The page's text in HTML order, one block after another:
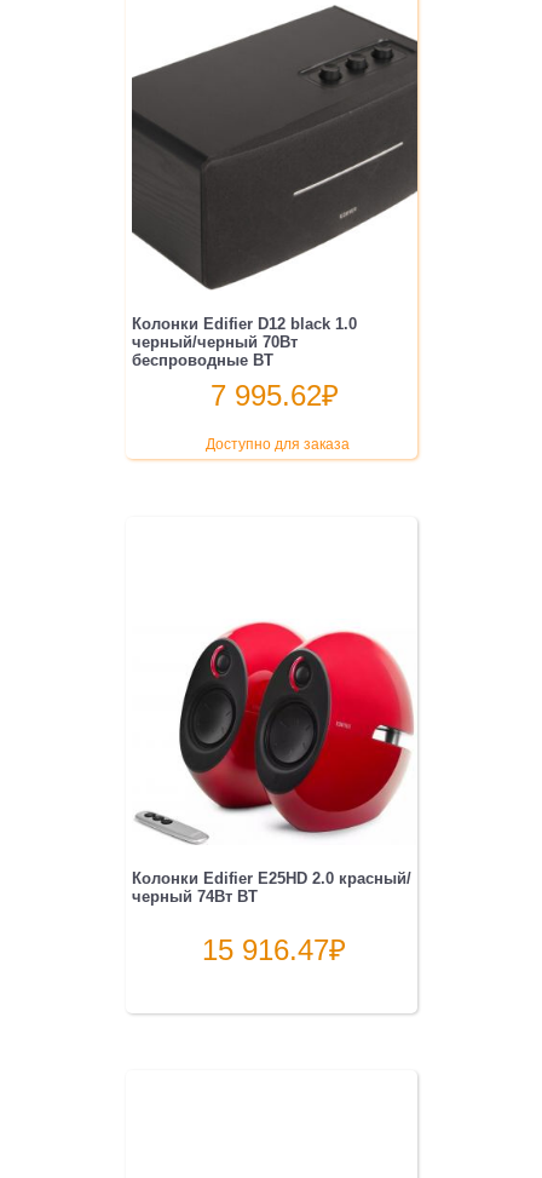
Колонки Edifier D12 black 1.0
черный/черный 70Вт
беспроводные BT
7 995.62₽
Доступно для заказа
Колонки Edifier E25HD 2.0 красный/
черный 74Вт BT
15 916.47₽